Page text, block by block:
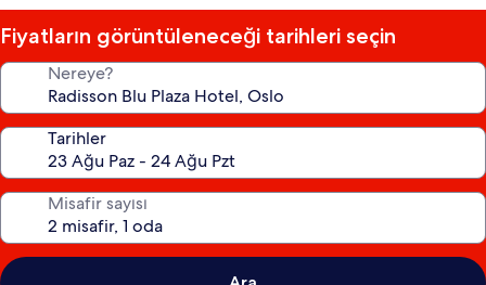
yeri
Fiyatların görüntüleneceği tarihleri seçin
Nereye?
Tarihler
Misafir sayısı